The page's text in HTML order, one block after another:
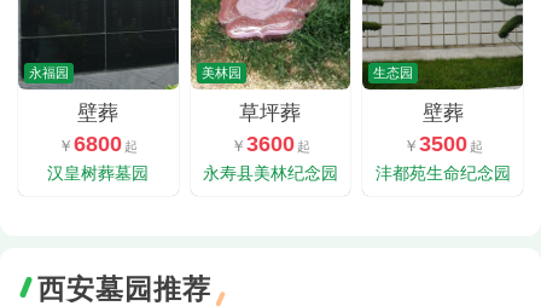
永福园
壁葬
6800
汉皇树葬墓园
美林园
草坪葬
3600
永寿县美林纪念园
生态园
壁葬
3500
沣都苑生命纪念园
西安墓园推荐